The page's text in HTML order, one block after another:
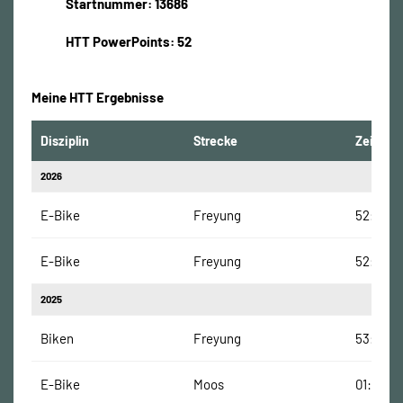
Startnummer: 13686
HTT PowerPoints: 52
Meine HTT Ergebnisse
Disziplin Strecke Zeit
2026
E-Bike Freyung 52:28
E-Bike Freyung 52:28
2025
Biken Freyung 53:28
E-Bike Moos